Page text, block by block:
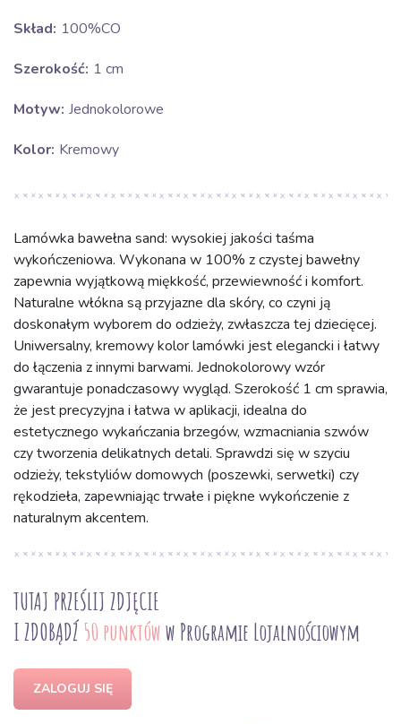
Skład: 100%CO
Szerokość: 1 cm
Motyw: Jednokolorowe
Kolor: Kremowy
Lamówka bawełna sand: wysokiej jakości taśma
wykończeniowa. Wykonana w 100% z czystej bawełny
zapewnia wyjątkową miękkość, przewiewność i komfort.
Naturalne włókna są przyjazne dla skóry, co czyni ją
doskonałym wyborem do odzieży, zwłaszcza tej dziecięcej.
Uniwersalny, kremowy kolor lamówki jest elegancki i łatwy
do łączenia z innymi barwami. Jednokolorowy wzór
gwarantuje ponadczasowy wygląd. Szerokość 1 cm sprawia,
że jest precyzyjna i łatwa w aplikacji, idealna do
estetycznego wykańczania brzegów, wzmacniania szwów
czy tworzenia delikatnych detali. Sprawdzi się w szyciu
odzieży, tekstyliów domowych (poszewki, serwetki) czy
rękodzieła, zapewniając trwałe i piękne wykończenie z
naturalnym akcentem.
TUTAJ PRZEŚLIJ ZDJĘCIE
I ZDOBĄDŹ 50 punktóww Programie Lojalnościowym
ZALOGUJ SIĘ